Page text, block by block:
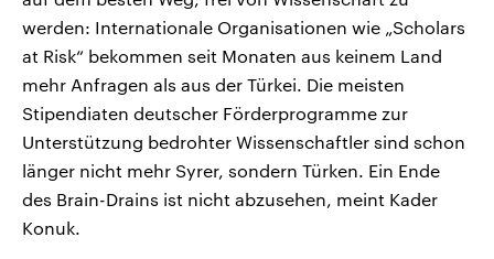
werden: Internationale Organisationen wie „Scholars
at Risk“ bekommen seit Monaten aus keinem Land
mehr Anfragen als aus der Türkei. Die meisten
Stipendiaten deutscher Förderprogramme zur
Unterstützung bedrohter Wissenschaftler sind schon
länger nicht mehr Syrer, sondern Türken. Ein Ende
des Brain-Drains ist nicht abzusehen, meint Kader
Konuk.